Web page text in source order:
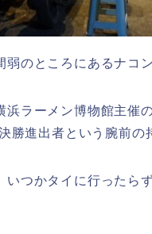
のところにあるナコ
ラーメン博物館主催
勝進出者という腕前の
いつかタイに行ったら